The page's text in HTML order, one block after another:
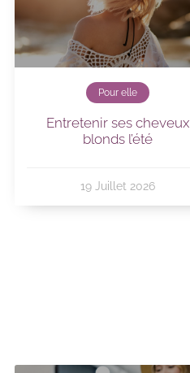
Pour elle
Entretenir ses cheveux
blonds l’été
19 Juillet 2026